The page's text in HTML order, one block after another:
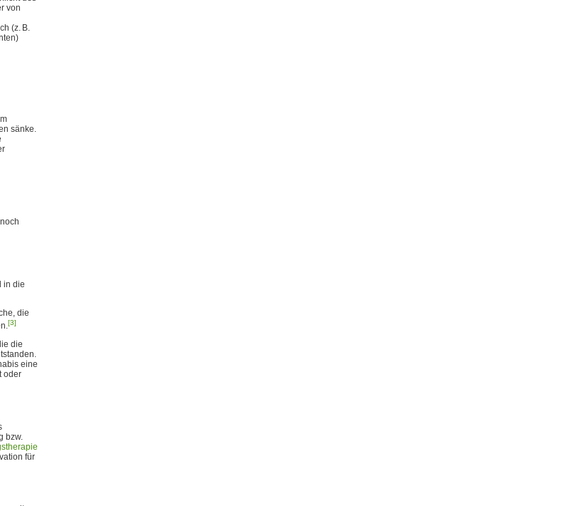
von
(z. B.
sänke.
in die
die
[3]
die
eine
oder
bzw.
für